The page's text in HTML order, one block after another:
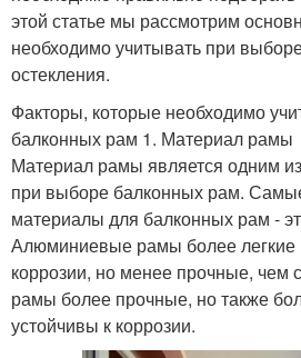
этой статье мы рассмотрим
необходимо учитывать при
остекления.
Факторы, которые необходимо
балконных рам 1. Материал рамы
Материал рамы является одним
при выборе балконных рам.
материалы для балконных рам -
Алюминиевые рамы более легкие
коррозии, но менее прочные, чем
рамы более прочные, но также
устойчивы к коррозии.